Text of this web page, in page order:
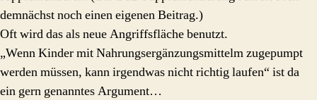
demnächst noch einen eigenen Beitrag.)
Oft wird das als neue Angriffsfläche benutzt.
„Wenn Kinder mit Nahrungsergänzungsmittelm zugepumpt
werden müssen, kann irgendwas nicht richtig laufen“ ist da
ein gern genanntes Argument…